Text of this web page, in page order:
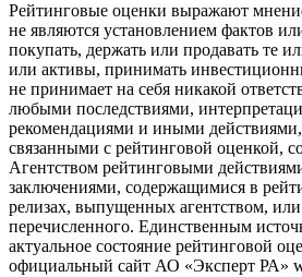
Рейтинговые оценки выражают
не являются установлением фактов
покупать, держать или продавать те
или активы, принимать
не принимает на себя никакой
любыми последствиями,
рекомендациями и иными
связанными с рейтинговой оценкой,
Агентством рейтинговыми
заключениями, содержащимися в
релизах, выпущенных агентством, или
перечисленного. Единственным
актуальное состояние рейтинговой
официальный сайт АО «Эксперт РА»